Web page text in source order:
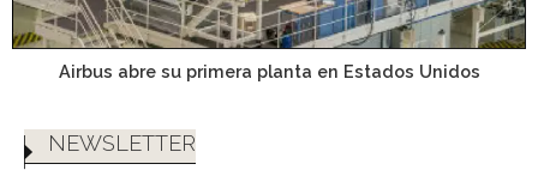
Airbus abre su primera planta en Estados Unidos
NEWSLETTER